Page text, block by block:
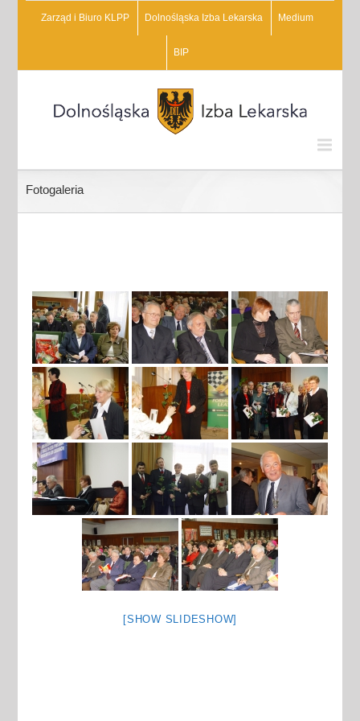
Zarząd i Biuro KLPP Dolnośląska Izba Lekarska Medium
BIP
Fotogaleria
[SHOW SLIDESHOW]